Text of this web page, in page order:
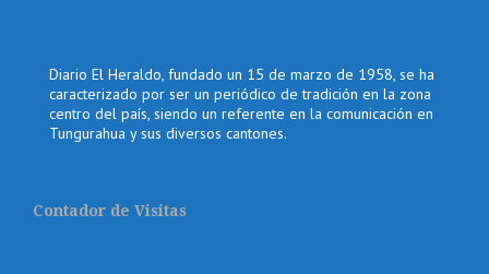
Diario El Heraldo, fundado un 15 de marzo de 1958, se ha
caracterizado por ser un periódico de tradición en la zona
centro del país, siendo un referente en la comunicación en
Tungurahua y sus diversos cantones.
Contador de Visitas